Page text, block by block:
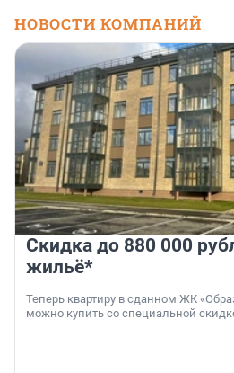
НОВОСТИ КОМПАНИЙ
Скидка до 880 000
жильё*
Теперь квартиру в сданном ЖК
можно купить со специальной